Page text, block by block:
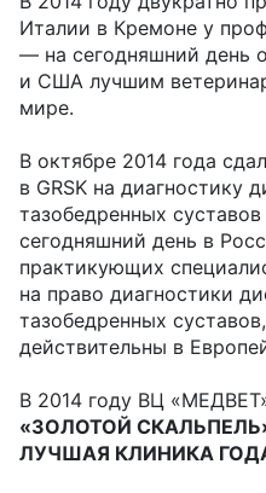
Италии в Кремоне у
— на сегодняшний день
и США лучшим
мире.
В октябре 2014 года
в GRSK на диагностику
тазобедренных
сегодняшний день в
практикующих
на право диагностики
тазобедренных
действительны в
В 2014 году ВЦ
«ЗОЛОТОЙ
ЛУЧШАЯ КЛИНИКА